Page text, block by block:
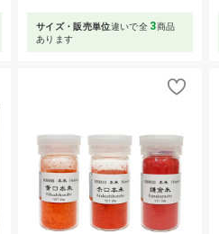
サイズ・販売単位違いで全 3商品
あります